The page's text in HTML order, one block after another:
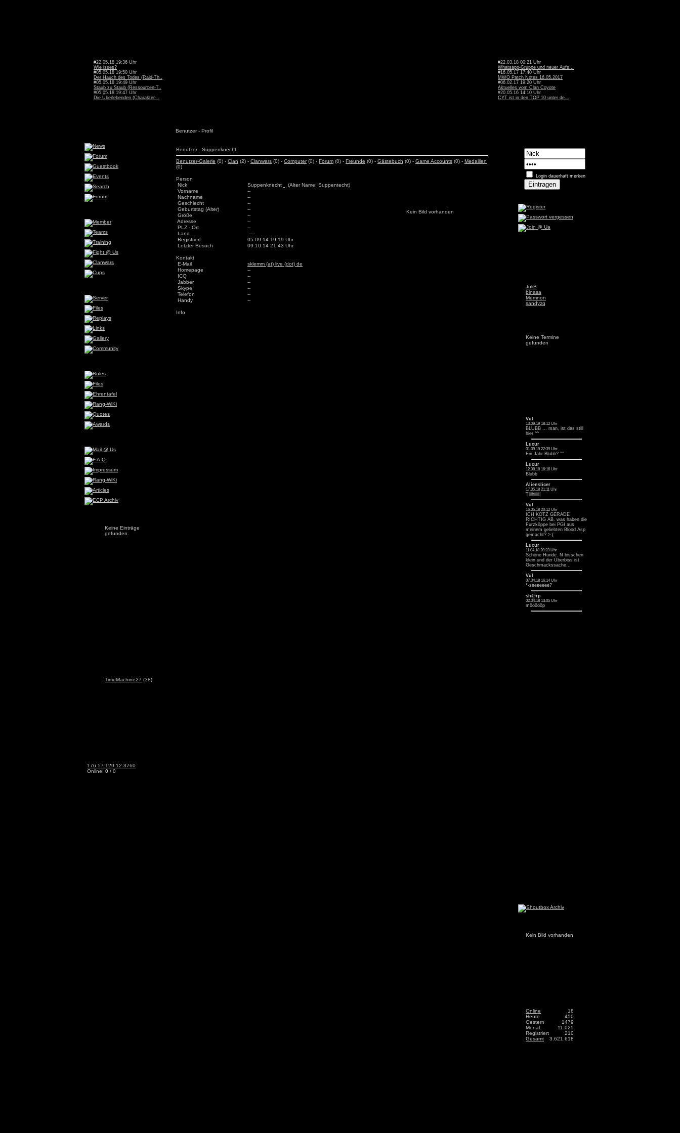
#22.05.18 19:36 Uhr
Wie isses?
#05.05.18 19:50 Uhr
Der Hauch des Todes (Raid-Th..
#05.05.18 19:49 Uhr
Staub zu Staub (Ressourcen-T..
#05.05.18 19:47 Uhr
Die Überlebenden (Charakter-..
#22.03.18 00:21 Uhr
Whatsapp-Gruppe und neuer Aufs...
#16.05.17 17:40 Uhr
MWO Patch Notes 16.05.2017
#06.02.17 19:20 Uhr
Aktuelles vom Clan Coyote
#20.05.16 14:10 Uhr
CYT ist in den TOP 10 unter de...
Keine Einträge
gefunden.
TimeMachine27 (38)
176.57.129.12:3760
Online: 0 / 0
Benutzer - Profil
Benutzer - Suppenknecht
Benutzer-Galerie (0) - Clan (2) - Clanwars (0) - Computer(0) - Forum (0) - Freunde (0) - Gästebuch (0) - Game Accounts (0) - Medaillen
(0)
Person
Nick
Suppenknecht (Alter Name: Suppentecht)
Kein Bild vorhanden
Vorname
--
Nachname
--
Geschlecht
--
Geburtstag (Alter)
--
Größe
--
Adresse
--
PLZ - Ort
--
Land
----
Registriert
05.09.14 19:19 Uhr
Letzter Besuch
09.10.14 21:43 Uhr
Kontakt
E-Mail
sklemm (at) live (dot) de
Homepage
--
ICQ
--
Jabber
--
Skype
--
Telefon
--
Handy
--
Info
Login dauerhaft merken
JuliB
binasa
Memnon
sandyzq
Keine Termine
gefunden
Vul
13.09.19 18:12 Uhr
BLUBB ... man, ist das still
hier ^^
Lucur
01.09.19 22:39 Uhr
Ein Jahr Blubb? ^^
Lucur
12.08.18 16:16 Uhr
Blubb
Alienslicer
17.05.18 21:11 Uhr
Tiiihiiiii!
Vul
16.05.18 20:12 Uhr
ICH KOTZ GERADE
RICHTIG AB. was haben die
Furzköppe bei PGI aus
meinem geliebten Blood Asp
gemacht? >:(
Lucur
11.04.18 20:23 Uhr
Schöne Hunde. N bisschen
klein und der Überbiss ist
Geschmackssache...
Vul
07.04.18 16:14 Uhr
*-seeeeeee?
sh@rp
02.04.18 13:05 Uhr
möööööp
Kein Bild vorhanden
18
Online
450
Heute
1479
Gestern
11.025
Monat
210
Registriert
3.621.618
Gesamt